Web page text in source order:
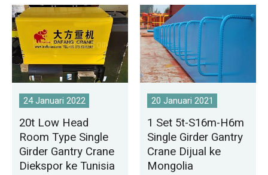
24 Januari 2022
20t Low Head
Room Type Single
Girder Gantry Crane
Diekspor ke Tunisia
20 Januari 2021
1 Set 5t-S16m-H6m
Single Girder Gantry
Crane Dijual ke
Mongolia